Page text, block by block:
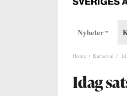
Nyheter
Home Karneval
Idag